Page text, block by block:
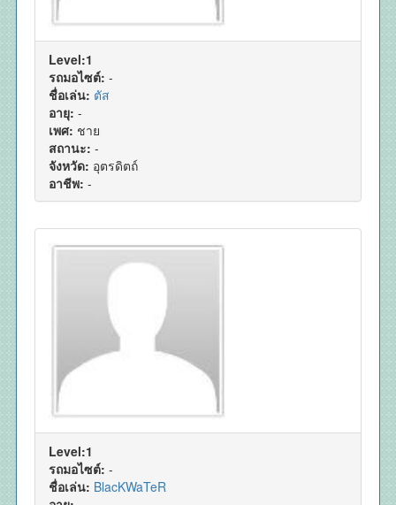
Level:1
รถมอไซต์: -
ชื่อเล่น: ตัส
อายุ: -
เพศ: ชาย
สถานะ: -
จังหวัด: อุตรดิตถ์
อาชีพ: -
Level:1
รถมอไซต์: -
ชื่อเล่น: BlacKWaTeR